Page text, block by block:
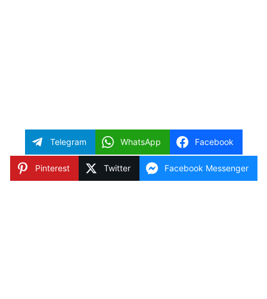
Telegram WhatsApp Facebook
Pinterest Twitter Facebook Messenger